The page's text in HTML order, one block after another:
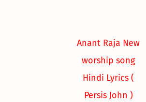
Anant Raja New
worship song
Hindi Lyrics (
Persis John )